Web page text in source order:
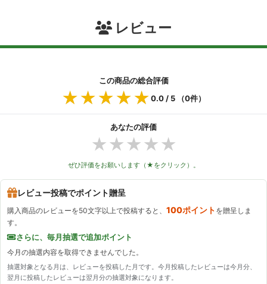
レビュー
この商品の総合評価
★★★★★
★★★★★0.0 / 5 （0件）
あなたの評価
★★★★★
ぜひ評価をお願いします（★をクリック）。
レビュー投稿でポイント贈呈
購入商品のレビューを50文字以上で投稿すると、 100ポイント を贈呈しま
す。
さらに、毎月抽選で追加ポイント
今月の抽選内容を取得できませんでした。
抽選対象となる月は、レビューを投稿した月です。今月投稿したレビューは今月分、
翌月に投稿したレビューは翌月分の抽選対象になります。